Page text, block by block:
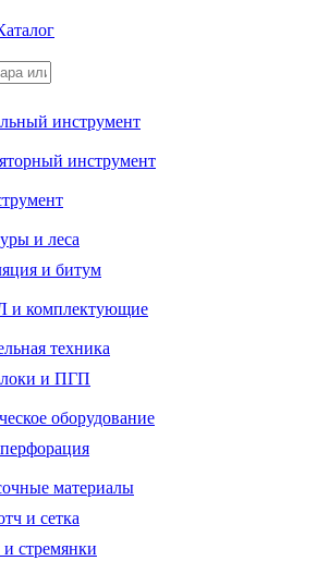
инструмент
инструмент
и леса
и битум
и комплектующие
техника
и ПГП
оборудование
материалы
и сетка
стремянки